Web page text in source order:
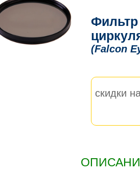
Фильтр
(Falcon
скидки